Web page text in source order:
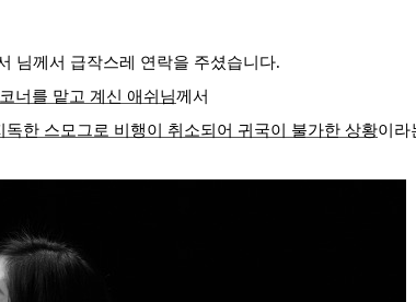
님께서 급작스레 연락을 주셨습니다.
너를 맡고 계신 애쉬님께서
독한 스모그로 비행이 취소되어 귀국이 불가한 상황이라